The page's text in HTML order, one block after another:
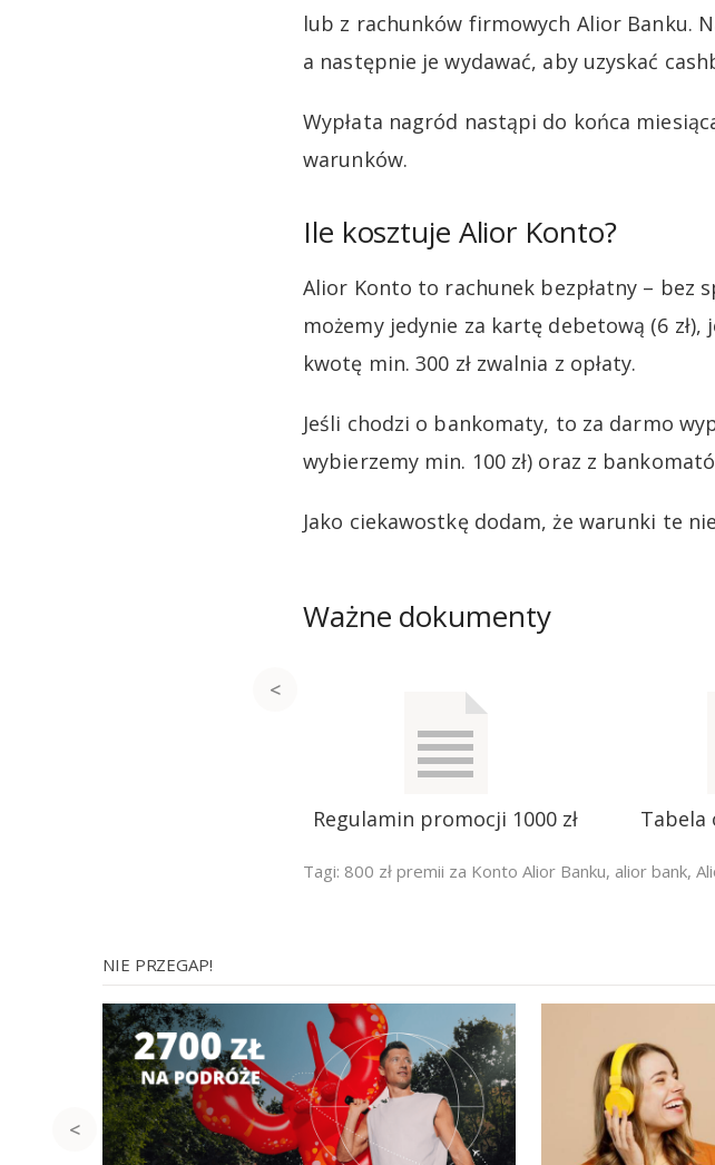
lub z rachunków firmowych Alior Banku.
a następnie je wydawać, aby uzyskać
Wypłata nagród nastąpi do końca
warunków.
Ile kosztuje Alior Konto?
Alior Konto to rachunek bezpłatny – bez
możemy jedynie za kartę debetową (6
kwotę min. 300 zł zwalnia z opłaty.
Jeśli chodzi o bankomaty, to za darmo
wybierzemy min. 100 zł) oraz z
Jako ciekawostkę dodam, że warunki te
Ważne dokumenty
Regulamin promocji 1000 zł Tabela
Tagi: 800 zł premii za Konto Alior Banku, alior bank,
NIE PRZEGAP!